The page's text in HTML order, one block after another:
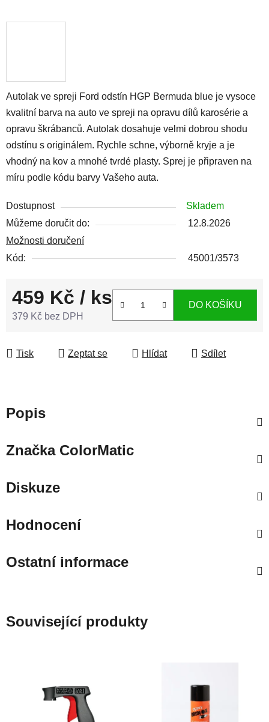
Autolak ve spreji Ford odstín HGP Bermuda blue je vysoce
kvalitní barva na auto ve spreji na opravu dílů karosérie a
opravu škrábanců. Autolak dosahuje velmi dobrou shodu
odstínu s originálem. Rychle schne, výborně kryje a je
vhodný na kov a mnohé tvrdé plasty. Sprej je připraven na
míru podle kódu barvy Vašeho auta.
Dostupnost
Skladem
Můžeme doručit do:
12.8.2026
Možnosti doručení
Kód:
45001/3573
459 Kč / ks
379 Kč bez DPH
DO KOŠÍKU
Tisk Zeptat se Hlídat Sdílet
Popis
ZnačkaColorMatic
Diskuze
Hodnocení
Ostatní informace
Související produkty